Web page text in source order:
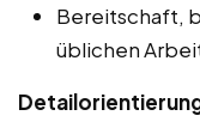
Bereitschaft,
üblichen